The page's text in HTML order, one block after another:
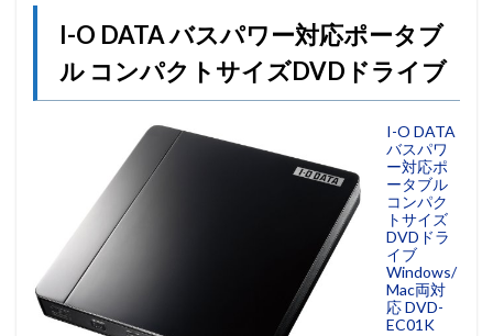
I-O DATA バスパワー対応ポータブ
ル コンパクトサイズDVDドライブ
I-O DATA
バスパワ
ー対応ポ
ータブル
コンパク
トサイズ
DVDドラ
イブ
Windows/
Mac両対
応 DVD-
EC01K